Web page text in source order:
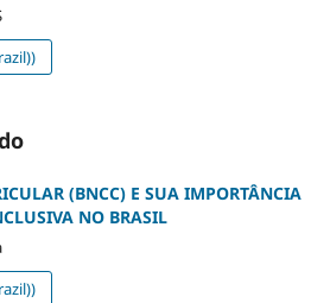
(BNCC) E SUA IMPORTÂNCIA
NO BRASIL